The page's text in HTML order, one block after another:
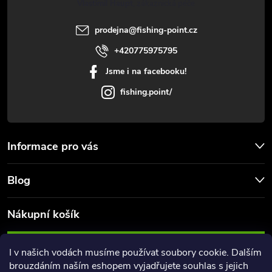
I v našich vodách musíme používat soubory cookie. Dalším
brouzdáním naším eshopem vyjadřujete souhlas s jejich
prodejna@fishing-point.cz
+420775975795
Jsme i na facebooku!
fishing.point/
Informace pro vás
Blog
Nákupní košík
0 KČ